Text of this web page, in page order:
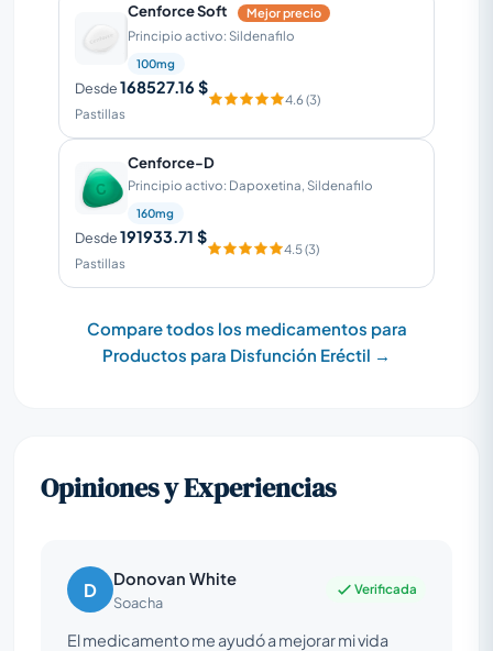
Cenforce Soft Mejor precio
Principio activo: Sildenafilo
100mg
Desde168527.16 $
Pastillas
4.6 (3)
Cenforce-D
Principio activo: Dapoxetina, Sildenafilo
160mg
Desde191933.71 $
Pastillas
4.5 (3)
Compare todos los medicamentos para
Productos para Disfunción Eréctil →
Opiniones y Experiencias
D Donovan White
Soacha
Verificada
El medicamento me ayudó a mejorar mi vida